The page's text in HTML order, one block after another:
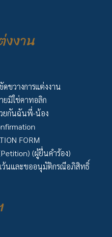
งงาน
ขวางการแต่งงาน
ยมิใช่คาทอลิก
ยกันฉันพี่-น้อง
FORM
(ผู้ยื่นคำร้อง)
ว้นและขออนุมัติกรณีอภิสิทธิ์